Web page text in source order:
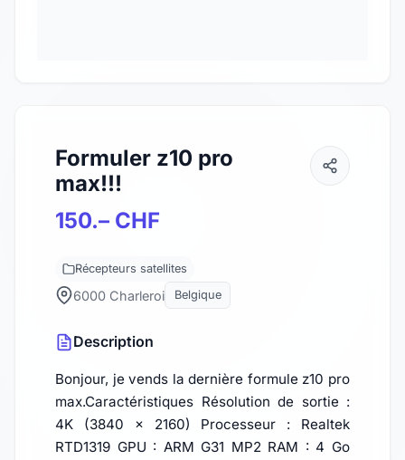
Formuler z10 pro
max!!!
150.– CHF
Récepteurs satellites
6000 Charleroi Belgique
Description
Bonjour, je vends la dernière formule z10 pro
max.Caractéristiques Résolution de sortie :
4K (3840 x 2160) Processeur : Realtek
RTD1319 GPU : ARM G31 MP2 RAM : 4 Go